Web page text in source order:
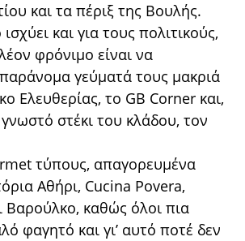
και τα πέριξ της Βουλής.
και για τους πολιτικούς,
φρόνιμο είναι να
γεύματά τους μακριά
Ελευθερίας, το GB Corner και,
στέκι του κλάδου, τον
τύπους, απαγορευμένα
Αθήρι, Cucina Povera,
Βαρούλκο, καθώς όλοι πια
φαγητό και γι’ αυτό ποτέ δεν